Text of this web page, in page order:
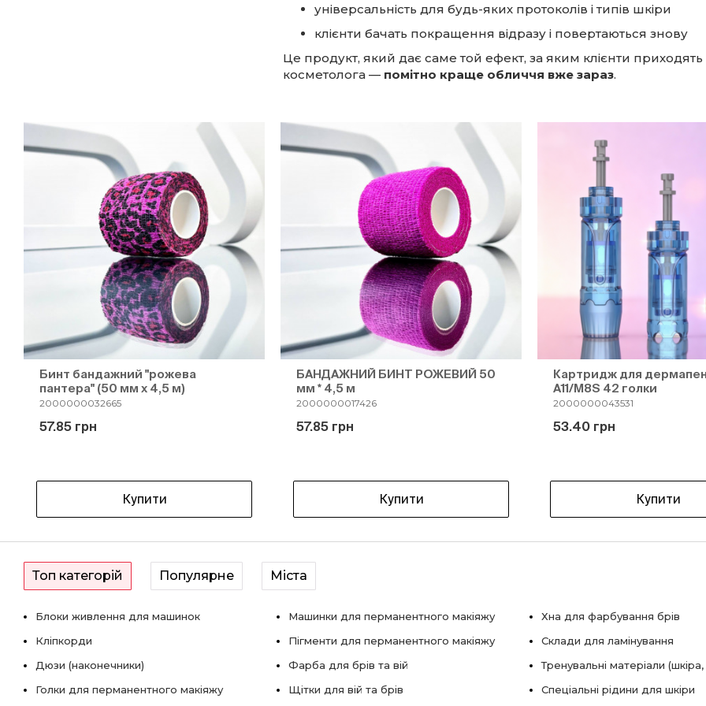
універсальність для будь-яких протоколів і типів шкіри
клієнти бачать покращення відразу і повертаються знову
Це продукт, який дає саме той ефект, за яким клієнти
косметолога — помітно краще обличчя вже зараз.
Бинт бандажний "рожева
пантера" (50 мм х 4,5 м)
2000000032665
57.85 грн
Купити
БАНДАЖНИЙ БИНТ РОЖЕВИЙ 50
мм * 4,5 м
2000000017426
57.85 грн
Купити
Картридж для
A11/M8S 42 голки
2000000043531
53.40 грн
Купити
Топ категорій Популярне Міста
Блоки живлення для машинок
Кліпкорди
Дюзи (наконечники)
Голки для перманентного макіяжу
Машинки для перманентного макіяжу
Пігменти для перманентного макіяжу
Фарба для брів та вій
Щітки для вій та брів
Хна для фарбування брів
Склади для ламінування
Тренувальні матеріали
Спеціальні рідини для шкіри